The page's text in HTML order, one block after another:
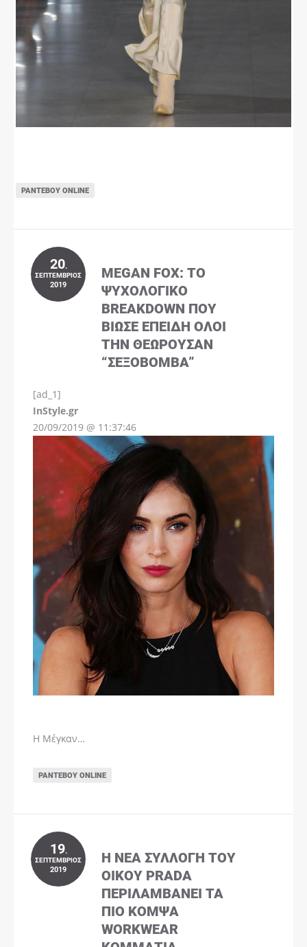
ΡΑΝΤΕΒΟΎ ONLINE
20.
ΣΕΠΤΈΜΒΡΙΟΣ
2019
MEGAN FOX: ΤΟ
ΨΥΧΟΛΟΓΙΚΌ
BREAKDOWN ΠΟΥ
ΒΊΩΣΕ ΕΠΕΙΔΉ ΌΛΟΙ
ΤΗΝ ΘΕΩΡΟΎΣΑΝ
“ΣΕΞΟΒΌΜΒΑ”
[ad_1]
InStyle.gr
20/09/2019 @ 11:37:46
Η Μέγκαν…
ΡΑΝΤΕΒΟΎ ONLINE
19.
ΣΕΠΤΈΜΒΡΙΟΣ
2019
Η ΝΈΑ ΣΥΛΛΟΓΉ ΤΟΥ
ΟΊΚΟΥ PRADA
ΠΕΡΙΛΑΜΒΆΝΕΙ ΤΑ
ΠΙΟ ΚΟΜΨΆ
WORKWEAR